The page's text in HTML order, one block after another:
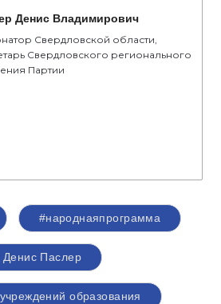
Денис Владимирович
Свердловской области,
Свердловского регионального
Партии
#народнаяпрограмма
Денис Паслер
образования